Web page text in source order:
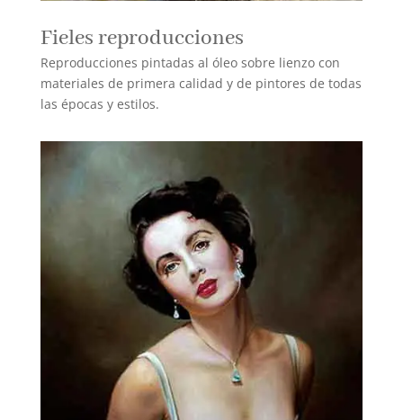
Fieles reproducciones
Reproducciones pintadas al óleo sobre lienzo con
materiales de primera calidad y de pintores de todas
las épocas y estilos.